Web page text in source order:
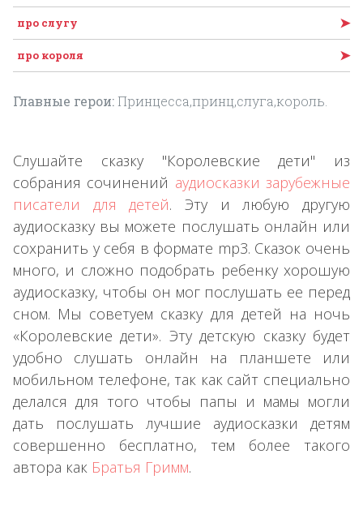
про слугу ➤
про короля ➤
Главные герои: Принцесса,принц,слуга,король.
Слушайте сказку "Королевские дети" из
собрания сочинений аудиосказки зарубежные
писатели для детей. Эту и любую другую
аудиосказку вы можете послушать онлайн или
сохранить у себя в формате mp3. Сказок очень
много, и сложно подобрать ребенку хорошую
аудиосказку, чтобы он мог послушать ее перед
сном. Мы советуем сказку для детей на ночь
«Королевские дети». Эту детскую сказку будет
удобно слушать онлайн на планшете или
мобильном телефоне, так как сайт специально
делался для того чтобы папы и мамы могли
дать послушать лучшие аудиосказки детям
совершенно бесплатно, тем более такого
автора как Братья Гримм.